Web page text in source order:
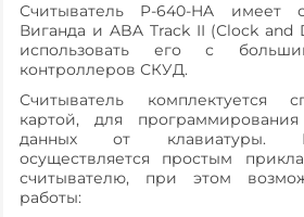
Считыватель P-640-HA имеет
Виганда и ABA Track II (Сlock and
использовать его с
контроллеров СКУД.
Считыватель комплектуется
картой, для
данных от клавиатуры.
осуществляется простым
считывателю, при этом
работы: